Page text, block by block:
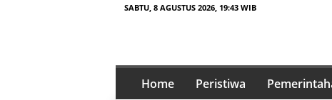
SABTU, 8 AGUSTUS 2026, 19:43 WIB
t
Home Peristiwa